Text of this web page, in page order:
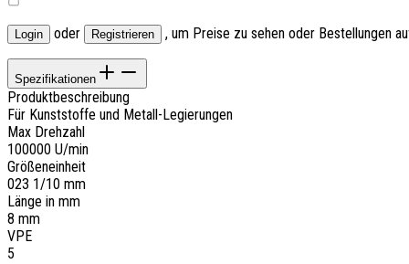
Login oder Registrieren , um Preise zu sehen oder Bestellungen
Spezifikationen
Produktbeschreibung
Für Kunststoffe und Metall-Legierungen
Max Drehzahl
100000 U/min
Größeneinheit
023 1/10 mm
Länge in mm
8 mm
VPE
5